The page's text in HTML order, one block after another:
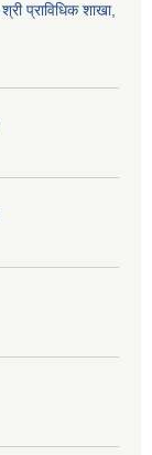
प्राविधिक शाखा,